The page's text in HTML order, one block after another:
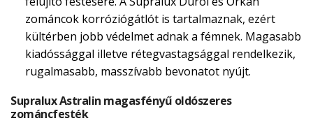
zománcok korróziógátlót is tartalmaznak, ezért
kültérben jobb védelmet adnak a fémnek. Magasabb
kiadóssággal illetve rétegvastagsággal rendelkezik,
rugalmasabb, masszívabb bevonatot nyújt.
Supralux Astralin magasfényű oldószeres
zománcfesték